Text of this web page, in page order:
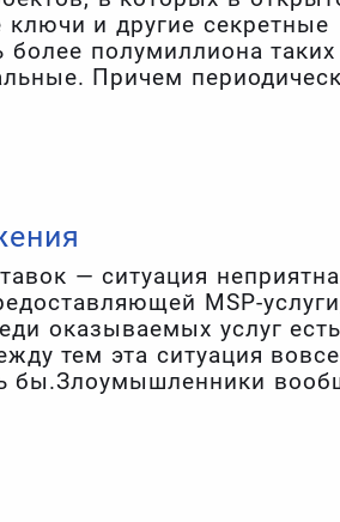
ключи и другие секретные
полумиллиона таких
Причем
компаниями,
MailChimp, MailGun,
— ситуация
MSP-
оказываемых услуг
тем эта ситуация вовсе
бы.Злоумышленники